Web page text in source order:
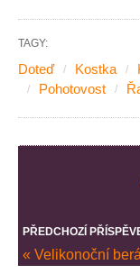
TAGY:
Doteď Kostka
Pohotovost
PŘEDCHOZÍ
« Velikonoční